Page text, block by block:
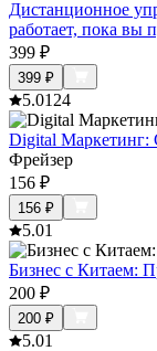
Дистанционное
работает, пока вы
399 ₽
399 ₽
5.0124
Digital Маркетинг:
Фрейзер
156 ₽
156 ₽
5.01
Бизнес с Китаем:
200 ₽
200 ₽
5.01